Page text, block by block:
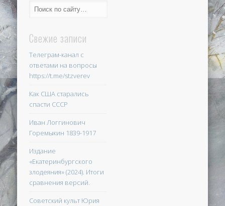
Свежие записи
Телеграм-канал с
ответами на вопросы
https://t.me/stzverev
Как США старались
спасти СССР
Иван Логгинович
Горемыкин 1839-1917
Издание
«Екатеринбургского
злодеяния» (2024). Итоги
сравнения версий.
Советский культ Юрия